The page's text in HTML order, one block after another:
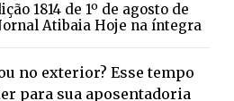
1814 de 1º de agosto de
Atibaia Hoje na íntegra
no exterior? Esse tempo
para sua aposentadoria